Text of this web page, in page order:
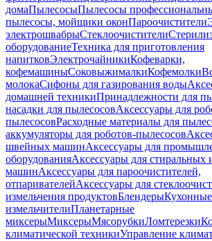
домаПылесосыПылесосы
пылесосы, мойщики оконПароочистители
электрошвабрыСтеклоочистители
оборудованиеТехника для приготовления
напитковЭлектрочайникиКофеварки,
кофемашиныСоковыжималкиКофемолки
молокаСифоны для газирования воды
домашней техникиПринадлежности для
насадки для пылесосовАксессуары для
пылесосовРасходные материалы для
аккумуляторы для роботов-пылесосов
швейных машинАксессуары для
оборудованияАксессуары для
машинАксессуары для пароочистителей,
отпаривателейАксессуары для
измельчения продуктовБлендеры
измельчителиПланетарные
миксерыМиксерыМясорубкиЛомтерезки
климатической техникиУправление